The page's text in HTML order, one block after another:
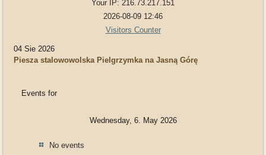
Your IP: 216.73.217.151
2026-08-09 12:46
Visitors Counter
04 Sie 2026
Piesza stalowowolska Pielgrzymka na Jasną Górę
Events for
Wednesday, 6. May 2026
No events